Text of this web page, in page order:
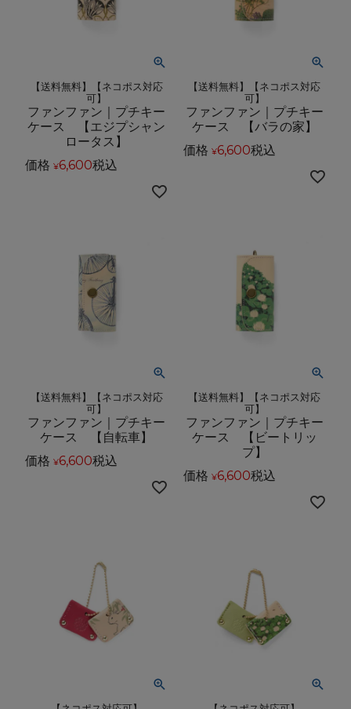
【送料無料】【ネコポス対応
可】
ファンファン｜プチキー
ケース 【エジプシャン
ロータス】
価格 ¥6,600税込
【送料無料】【ネコポス対応
可】
ファンファン｜プチキー
ケース 【バラの家】
価格 ¥6,600税込
【送料無料】【ネコポス対応
可】
ファンファン｜プチキー
ケース 【自転車】
価格 ¥6,600税込
【送料無料】【ネコポス対応
可】
ファンファン｜プチキー
ケース 【ビートリッ
プ】
価格 ¥6,600税込